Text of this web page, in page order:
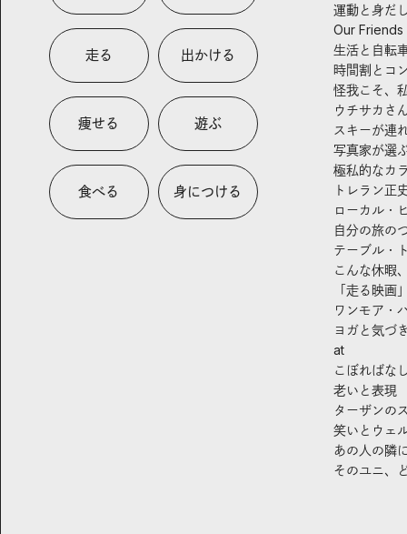
走る 出かける
痩せる 遊ぶ
食べる 身につける
運動と身だ
Our Friends
生活と自転
時間割とコ
怪我こそ、
ウチサカさ
スキーが連
写真家が選
極私的なカ
トレラン正
ローカル・
自分の旅の
テーブル・
こんな休暇
「走る映画
ワンモア・
ヨガと気づ
at
こぼればな
老いと表現
ターザンの
笑いとウェ
あの人の隣
そのユニ、